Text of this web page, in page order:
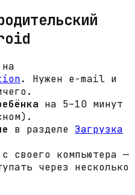
на
. Нужен e-mail и
на 5–10 минут
в разделе Загрузка
с своего компьютера —
через несколько